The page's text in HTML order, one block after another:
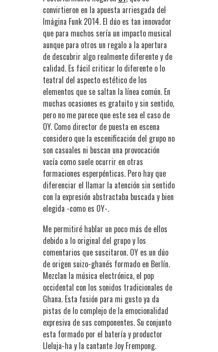
convirtieron en la apuesta arriesgada del
Imágina Funk 2014. El dúo es tan innovador
que para muchos sería un impacto musical
aunque para otros un regalo a la apertura
de descubrir algo realmente diferente y de
calidad. Es fácil criticar lo diferente o lo
teatral del aspecto estético de los
elementos que se saltan la línea común. En
muchas ocasiones es gratuito y sin sentido,
pero no me parece que este sea el caso de
OY. Como director de puesta en escena
considero que la escenificación del grupo no
son casuales ni buscan una provocación
vacía como suele ocurrir en otras
formaciones esperpénticas. Pero hay que
diferenciar el llamar la atención sin sentido
con la expresión abstractaba buscada y bien
elegida -como es OY-.
Me permitiré hablar un poco más de ellos
debido a lo original del grupo y los
comentarios que suscitaron. OY es un dúo
de origen suizo-ghanés formado en Berlín.
Mezclan la música electrónica, el pop
occidental con los sonidos tradicionales de
Ghana. Esta fusión para mi gusto ya da
pistas de lo complejo de la emocionalidad
expresiva de sus componentes. Su conjunto
esta formado por el batería y productor
Lleluja-ha y la cantante Joy Frempong.